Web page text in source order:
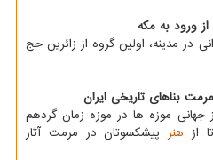
در مدینه، اولین گروه از زائرین حج
بناهای تاریخی ایران
جهانی موزه ها در موزه زمان گردهم
از هنر پیشکسوتان در مرمت آثار